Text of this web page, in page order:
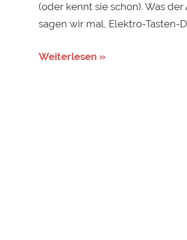
(oder kennt sie schon). Was
sagen wir mal, Elektro-Tasten-
Weiterlesen »